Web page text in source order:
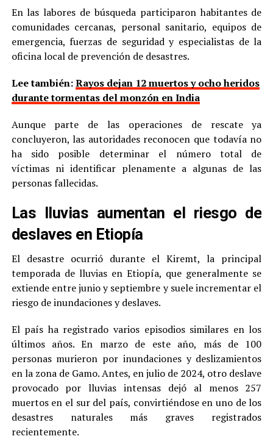
En las labores de búsqueda participaron habitantes de
comunidades cercanas, personal sanitario, equipos de
emergencia, fuerzas de seguridad y especialistas de la
oficina local de prevención de desastres.
Lee también:Rayos dejan 12 muertos y ocho heridos
durante tormentas del monzón en India
Aunque parte de las operaciones de rescate ya
concluyeron, las autoridades reconocen que todavía no
ha sido posible determinar el número total de
víctimas ni identificar plenamente a algunas de las
personas fallecidas.
Las lluvias aumentan el riesgo de
deslaves en Etiopía
El desastre ocurrió durante el Kiremt, la principal
temporada de lluvias en Etiopía, que generalmente se
extiende entre junio y septiembre y suele incrementar el
riesgo de inundaciones y deslaves.
El país ha registrado varios episodios similares en los
últimos años. En marzo de este año, más de 100
personas murieron por inundaciones y deslizamientos
en la zona de Gamo. Antes, en julio de 2024, otro deslave
provocado por lluvias intensas dejó al menos 257
muertos en el sur del país, convirtiéndose en uno de los
desastres naturales más graves registrados
recientemente.